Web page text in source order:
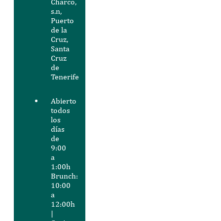
s.n,
Puerto
de la
Cruz,
Santa
Cruz
de
Tenerife
Abierto
todos
los
días
de
9:00
a
1:00h
Brunch:
10:00
a
12:00h
|